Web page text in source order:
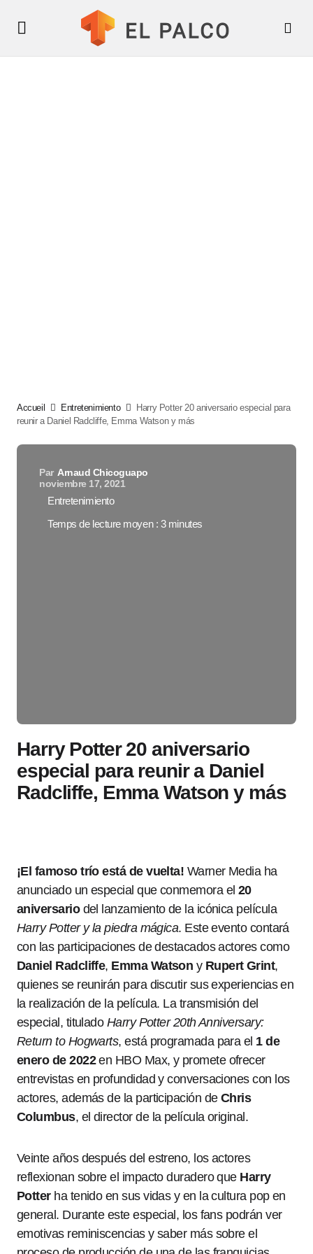
Accueil Entretenimiento
Harry Potter 20 aniversario especial para
reunir a Daniel Radcliffe, Emma Watson y más
Par Arnaud Chicoguapo
noviembre 17, 2021
Entretenimiento
Temps de lecture moyen : 3 minutes
Harry Potter 20 aniversario
especial para reunir a Daniel
Radcliffe, Emma Watson y más
¡El famoso trío está de vuelta! Warner Media ha
anunciado un especial que conmemora el 20
aniversariodel lanzamiento de la icónica película
Harry Potter y la piedra mágica. Este evento contará
con las participaciones de destacados actores como
Daniel Radcliffe, Emma Watson y Rupert Grint,
quienes se reunirán para discutir sus experiencias en
la realización de la película. La transmisión del
especial, titulado Harry Potter 20th Anniversary:
Return to Hogwarts, está programada para el 1 de
enero de 2022en HBO Max, y promete ofrecer
entrevistas en profundidad y conversaciones con los
actores, además de la participación de Chris
Columbus, el director de la película original.
Veinte años después del estreno, los actores
reflexionan sobre el impacto duradero que Harry
Potterha tenido en sus vidas y en la cultura pop en
general. Durante este especial, los fans podrán ver
emotivas reminiscencias y saber más sobre el